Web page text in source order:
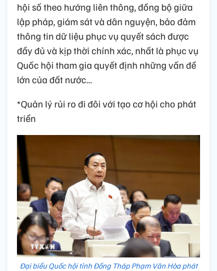
hội số theo hướng liên thông, đồng bộ giữa
lập pháp, giám sát và dân nguyện, bảo đảm
thông tin dữ liệu phục vụ quyết sách được
đầy đủ và kịp thời chính xác, nhất là phục vụ
Quốc hội tham gia quyết định những vấn đề
lớn của đất nước...
*Quản lý rủi ro đi đôi với tạo cơ hội cho phát
triển
Đại biểu Quốc hội tỉnh Đồng Tháp Phạm Văn Hòa phát